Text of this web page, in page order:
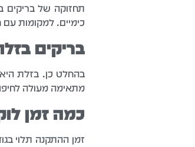
תחזוקה של בריקים
כימיים. למקומות
בריקים
בהחלט כן. בזלת היא
מתאימה מעולה
כמה זמן
זמן ההתקנה תלוי